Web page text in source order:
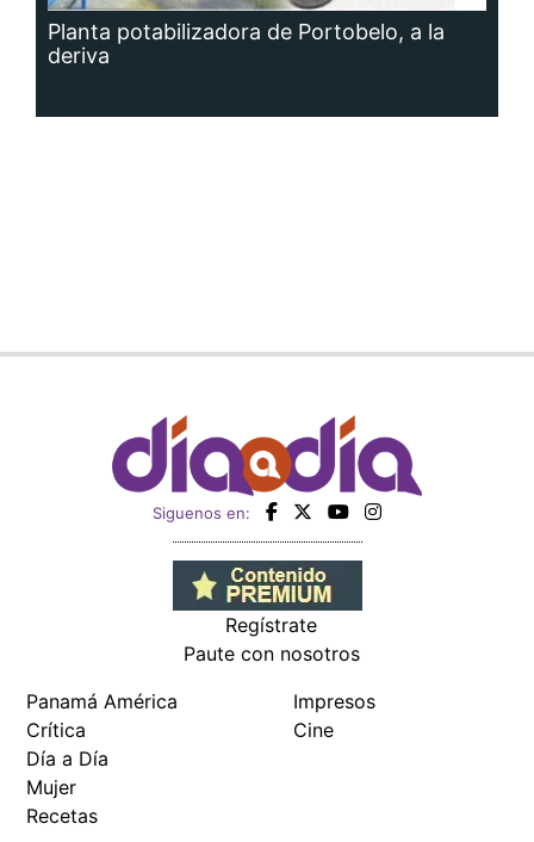
Planta potabilizadora de Portobelo, a la
deriva
Siguenos en:
Regístrate
Paute con nosotros
Panamá América
Crítica
Día a Día
Mujer
Recetas
Impresos
Cine